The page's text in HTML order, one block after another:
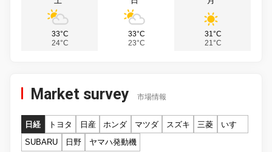
33°C
24°C
33°C
23°C
31°C
21°C
Market survey 市場情報
日経 トヨタ 日産 ホンダ マツダ スズキ 三菱
いすゞ
SUBARU
日野 ヤマハ発動機